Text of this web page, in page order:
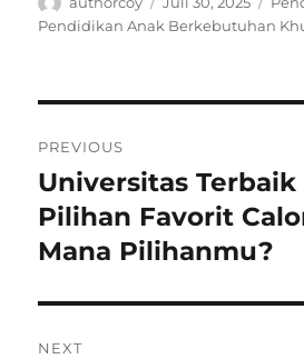
on
Pendidikan Anak Berkebutuhan
pos
PREVIOUS
Previous
post:
Universitas
Pilihan Favorit
Mana Pilihanmu?
NEXT